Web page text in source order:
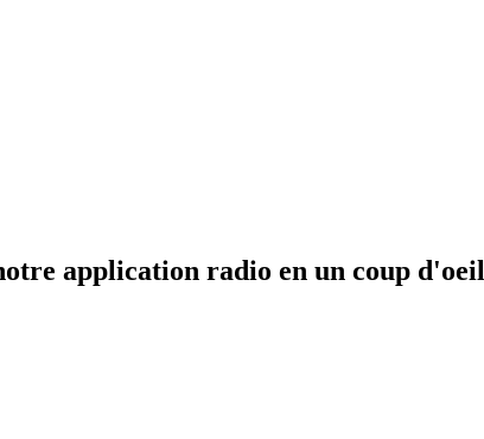
application radio en un coup d'oeil